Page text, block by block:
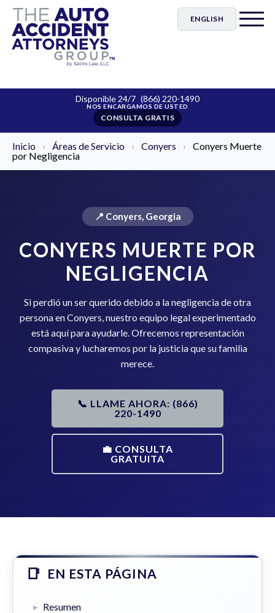
ENGLISH
Disponible 24/7 (866) 220-1490
CONSULTA GRATIS
Inicio › Áreas de Servicio › Conyers ›
Conyers Muerte
por Negligencia
📍 Conyers, Georgia
CONYERS MUERTE POR
NEGLIGENCIA
Si perdió un ser querido debido a la negligencia de otra
persona en Conyers, nuestro equipo legal experimentado
está aquí para ayudarle. Ofrecemos representación
compasiva y lucharemos por la justicia que su familia
merece.
📞 LLAME AHORA: (866)
220-1490
💼 CONSULTA
GRATUITA
EN ESTA PÁGINA
Resumen